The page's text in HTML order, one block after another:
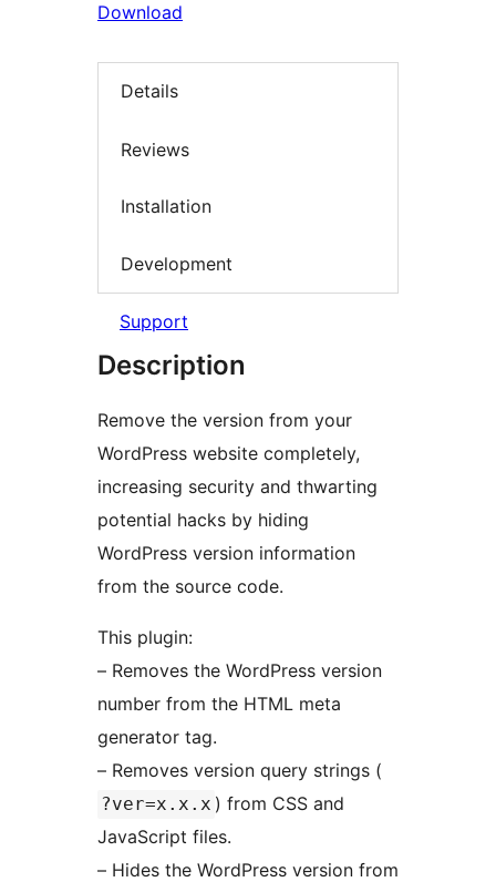
Download
Details
Reviews
Installation
Development
Support
Description
Remove the version from your
WordPress website completely,
increasing security and thwarting
potential hacks by hiding
WordPress version information
from the source code.
This plugin:
– Removes the WordPress version
number from the HTML meta
generator tag.
– Removes version query strings (
?ver=x.x.x ) from CSS and
JavaScript files.
– Hides the WordPress version from